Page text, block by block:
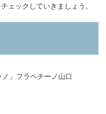
ェックしていきましょう。